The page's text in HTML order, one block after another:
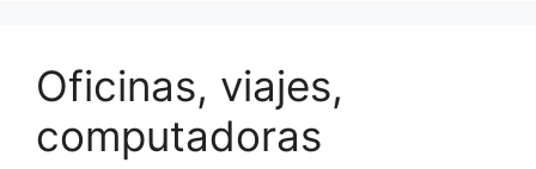
Oficinas, viajes,
computadoras